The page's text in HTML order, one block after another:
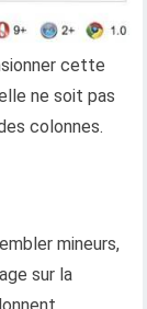
cette
ne soit pas
colonnes.
mineurs,
sur la